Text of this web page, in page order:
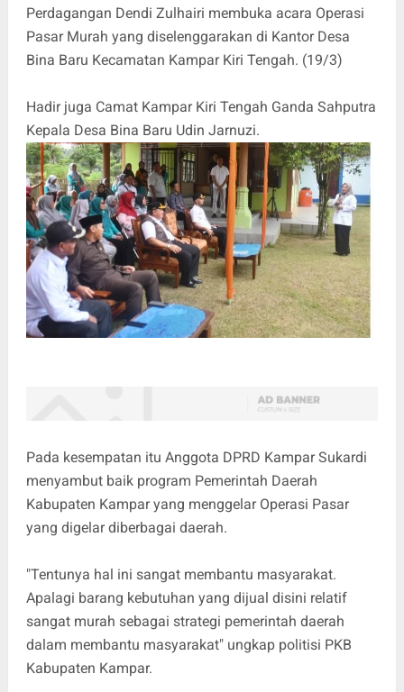
Perdagangan Dendi Zulhairi membuka acara Operasi
Pasar Murah yang diselenggarakan di Kantor Desa
Bina Baru Kecamatan Kampar Kiri Tengah. (19/3)
Hadir juga Camat Kampar Kiri Tengah Ganda Sahputra
Kepala Desa Bina Baru Udin Jarnuzi.
Pada kesempatan itu Anggota DPRD Kampar Sukardi
menyambut baik program Pemerintah Daerah
Kabupaten Kampar yang menggelar Operasi Pasar
yang digelar diberbagai daerah.
"Tentunya hal ini sangat membantu masyarakat.
Apalagi barang kebutuhan yang dijual disini relatif
sangat murah sebagai strategi pemerintah daerah
dalam membantu masyarakat" ungkap politisi PKB
Kabupaten Kampar.